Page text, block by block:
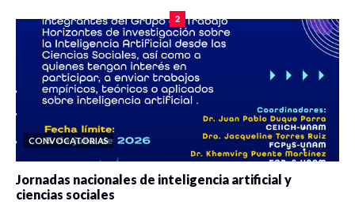
2
CONVOCATORIAS
Jornadas nacionales de inteligencia artificial y
ciencias sociales